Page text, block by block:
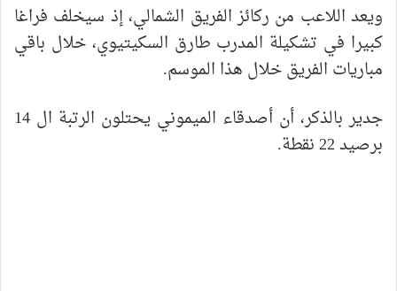
ويعد اللاعب من ركائز الفريق الشمالي، إذ سيخلف فراغا
كبيرا في تشكيلة المدرب طارق السكيتيوي، خلال باقي
مباريات الفريق خلال هذا الموسم.
جدير بالذكر، أن أصدقاء الميموني يحتلون الرتبة ال 14
برصيد 22 نقطة.